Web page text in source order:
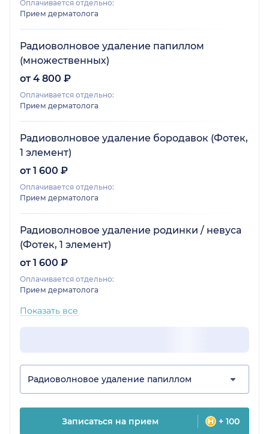
Оплачивается отдельно:
Прием дерматолога
Радиоволновое удаление папиллом
(множественных)
от 4 800 ₽
Оплачивается отдельно:
Прием дерматолога
Радиоволновое удаление бородавок (Фотек,
1 элемент)
от 1 600 ₽
Оплачивается отдельно:
Прием дерматолога
Радиоволновое удаление родинки / невуса
(Фотек, 1 элемент)
от 1 600 ₽
Оплачивается отдельно:
Прием дерматолога
Показать все
Радиоволновое удаление папиллом
Записаться на прием + 100